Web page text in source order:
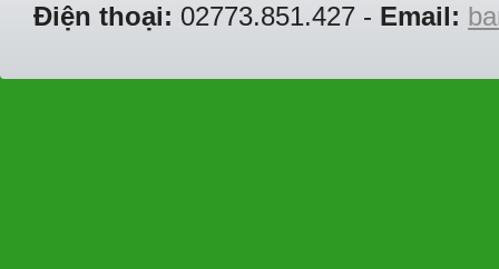
Điện thoại: 02773.851.427 - Email: